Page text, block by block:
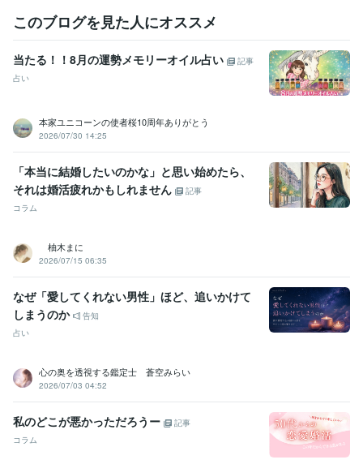
このブログを見た人にオススメ
当たる！！8月の運勢メモリーオイル占い
記事
占い
本家ユニコーンの使者桜10周年ありがとう
2026/07/30 14:25
「本当に結婚したいのかな」と思い始めたら、
それは婚活疲れかもしれません
記事
コラム
柚木まに
2026/07/15 06:35
なぜ「愛してくれない男性」ほど、追いかけて
しまうのか
告知
占い
心の奥を透視する鑑定士 蒼空みらい
2026/07/03 04:52
私のどこが悪かっただろうー
記事
コラム